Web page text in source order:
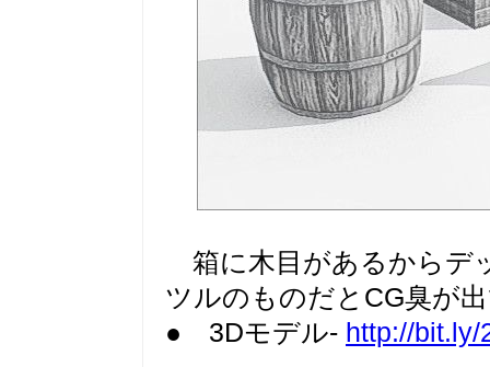
箱に木目があるからデ
ツルのものだとCG臭が
● 3Dモデル- http://bit.ly/